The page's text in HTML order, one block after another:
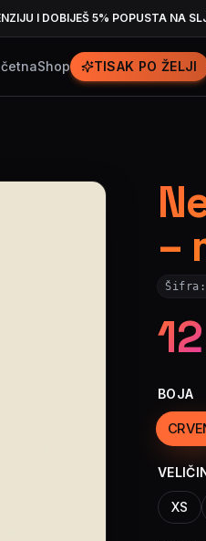
I DOBIJEŠ 5% POPUSTA NA
Shop TISAK PO ŽELJI
–
BOJA
XS